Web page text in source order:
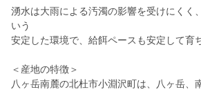
湧水は大雨による汚濁の影響を受けにくく
いう
安定した環境で、給餌ペースも安定して育
＜産地の特徴＞
八ヶ岳南麓の北杜市小淵沢町は、八ヶ岳、